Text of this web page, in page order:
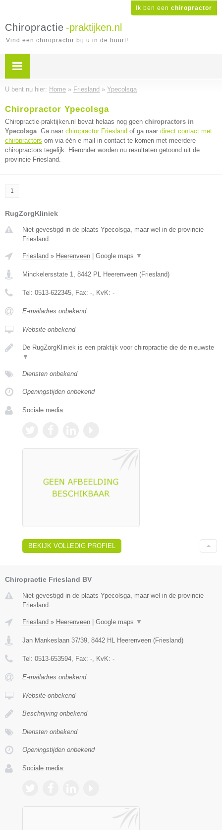
Ik ben een chiropractor
Chiropractie -praktijken.nl
Vind een chiropractor bij u in de buurt!
U bent nu hier: Home » Friesland » Ypecolsga
Chiropractor Ypecolsga
Chiropractie-praktijken.nl bevat helaas nog geen chiropractors in
Ypecolsga. Ga naar chiropractor Friesland of ga naar direct contact met
chiropractors om via één e-mail in contact te komen met meerdere
chiropractors tegelijk. Hieronder worden nu resultaten getoond uit de
provincie Friesland.
1
RugZorgKliniek
Niet gevestigd in de plaats Ypecolsga, maar wel in de provincie
Friesland.
Friesland » Heerenveen Google maps ▼
Minckelersstate 1, 8442 PL Heerenveen (Friesland)
Tel: 0513-622345, Fax: -, KvK: -
E-mailadres onbekend
Website onbekend
De RugZorgKliniek is een praktijk voor chiropractie die de nieuwste
▼
Diensten onbekend
Openingstijden onbekend
Sociale media:
BEKIJK VOLLEDIG PROFIEL
Chiropractie Friesland BV
Niet gevestigd in de plaats Ypecolsga, maar wel in de provincie
Friesland.
Friesland » Heerenveen | Google maps ▼
Jan Mankeslaan 37/39 8442 HL Heerenveen (Friesland)
Tel: 0513-653594 , Fax: - , KvK: -
E-mailadres onbekend
Website onbekend
Beschrijving onbekend
Diensten onbekend
Openingstijden onbekend
Sociale media: